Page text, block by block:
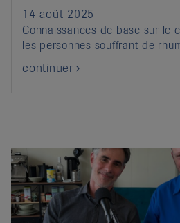
14 août 2025
Connaissances de base sur le
les personnes souffrant de
continuer